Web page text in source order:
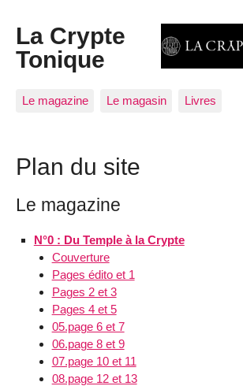
La Crypte
Tonique
Le magazine Le magasin Livres
Plan du site
Le magazine
N°0 : Du Temple à la Crypte
Couverture
Pages édito et 1
Pages 2 et 3
Pages 4 et 5
05.page 6 et 7
06.page 8 et 9
07.page 10 et 11
08.page 12 et 13